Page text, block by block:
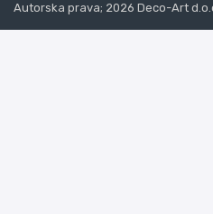
Autorska prava; 2026 Deco-Art